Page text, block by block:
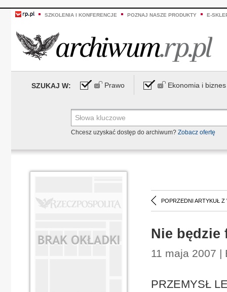
SZKOLENIA I KONFERENCJE POZNAJ NASZE PRODUKTY E-
SZUKAJ W: Prawo Ekonomia i biznes
Chcesz uzyskać dostęp do archiwum? Zobacz ofertę
POPRZEDNI ARTYKUŁ Z
Nie będzie
11 maja 2007 |
PRZEMYSŁ